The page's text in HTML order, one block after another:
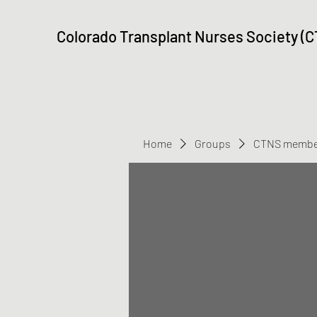
Colorado Transplant Nurses Society
Home Groups CTNS